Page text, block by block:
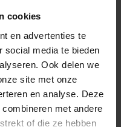
cookies
en advertenties te
social media te bieden
Ook delen we
site met onze
en analyse. Deze
met andere
of die ze hebben
Größen
Darüber hinaus sind ein
So kannst du zu Hause
spielen!